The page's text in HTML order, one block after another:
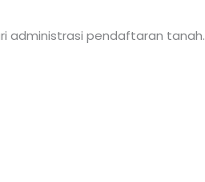
administrasi pendaftaran tanah.